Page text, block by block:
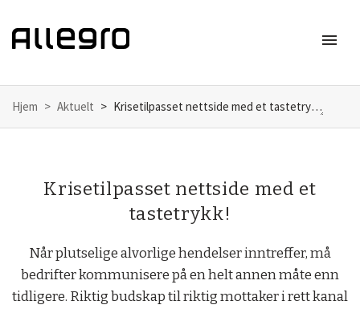
menu
Hjem Aktuelt Krisetilpasset nettside med et tastetrykk!
Krisetilpasset nettside med et
tastetrykk!
Når plutselige alvorlige hendelser inntreffer, må
bedrifter kommunisere på en helt annen måte enn
tidligere. Riktig budskap til riktig mottaker i rett kanal